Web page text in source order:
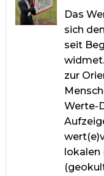
Das
sich
seit
zur
Werte-
lokalen